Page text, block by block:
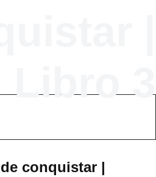
Libro 3
conquistar |